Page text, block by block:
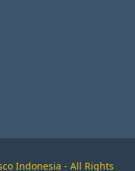
Indonesia - All Rights